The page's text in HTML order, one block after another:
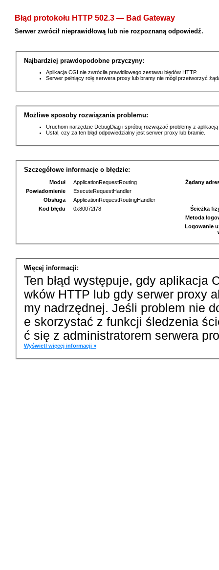
Błąd protokołu HTTP 502.3 — Bad Gateway
Serwer zwrócił nieprawidłową lub nie rozpoznaną odpowiedź.
Najbardziej prawdopodobne przyczyny:
Aplikacja CGI nie zwróciła prawidłowego zestawu błędów HTTP.
Serwer pełniący rolę serwera proxy lub bramy nie mógł przetworzyć
Możliwe sposoby rozwiązania problemu:
Uruchom narzędzie DebugDiag i spróbuj rozwiązać problemy z
Ustal, czy za ten błąd odpowiedzialny jest serwer proxy lub bramie.
Szczegółowe informacje o błędzie:
Moduł
ApplicationRequestRouting
Powiadomienie
ExecuteRequestHandler
Obsługa
ApplicationRequestRoutingHandler
Kod błędu
0x80072f78
Żądany
Ścieżka
Metoda
Logowanie
Więcej informacji:
Ten błąd występuje, gdy aplikacja
wków HTTP lub gdy serwer proxy
my nadrzędnej. Jeśli problem nie
e skorzystać z funkcji śledzenia
ć się z administratorem serwera
Wyświetl więcej informacji »